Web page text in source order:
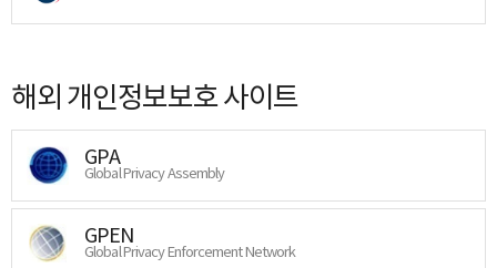
해외 개인정보보호 사이트
GPA
Global Privacy Assembly
GPEN
Global Privacy Enforcement Network